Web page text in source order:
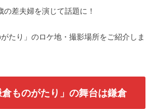
差夫婦を演じて話題に！
がたり」のロケ地・撮影場所をご紹介しま
倉ものがたり」の舞台は鎌倉